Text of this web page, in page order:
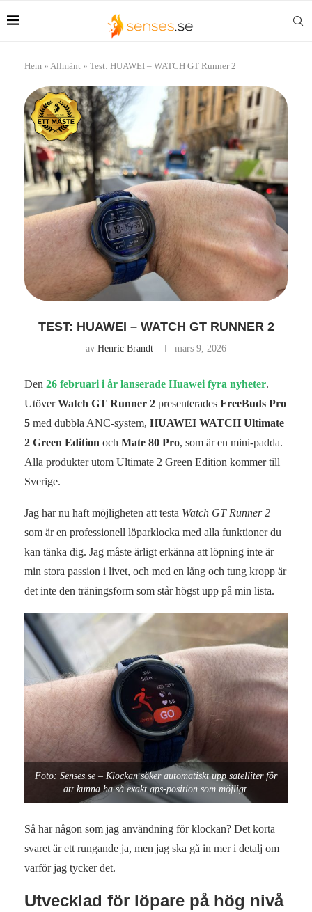
Hem » Allmänt » Test: HUAWEI – WATCH GT Runner 2
TEST: HUAWEI – WATCH GT RUNNER 2
av Henric Brandt mars 9, 2026
Den 26 februari i år lanserade Huawei fyra nyheter.
UtöverWatch GT Runner 2 presenterades FreeBuds Pro
5 med dubbla ANC‑system, HUAWEI WATCH Ultimate
2 Green Edition och Mate 80 Pro, som är en mini‑padda.
Alla produkter utom Ultimate 2 Green Edition kommer till
Sverige.
Jag har nu haft möjligheten att testa Watch GT Runner 2
som är en professionell löparklocka med alla funktioner du
kan tänka dig. Jag måste ärligt erkänna att löpning inte är
min stora passion i livet, och med en lång och tung kropp är
det inte den träningsform som står högst upp på min lista.
Foto: Senses.se – Klockan söker automatiskt upp satelliter för
att kunna ha så exakt gps-position som möjligt.
Så har någon som jag användning för klockan? Det korta
svaret är ett rungande ja, men jag ska gå in mer i detalj om
varför jag tycker det.
Utvecklad för löpare på hög nivå